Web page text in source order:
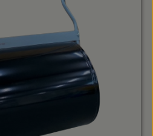
19.5/35.5Filter: neinSchalll.p
in m: 1 MarkeMaterial
Extras: praktischem
EinsatzVorteile für Profis
Profi-
Inox-Edelstahlgehäuse
und widersteht harten
und eine
schützen das elektrische
Der